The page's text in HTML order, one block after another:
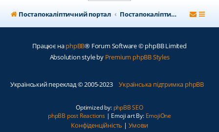
Постапокаліптичний портал Постапокаліптичний форум
Працює наphpBB® Forum Software © phpBB Limited
Absolution style by Premium phpBB Styles
Український переклад © 2005-2023 Українська підтримка phpBB
Optimized by: phpBB SEO
phpBB post Reactions| Emoji art By: EmojiOne
Конфіденційність | Умови